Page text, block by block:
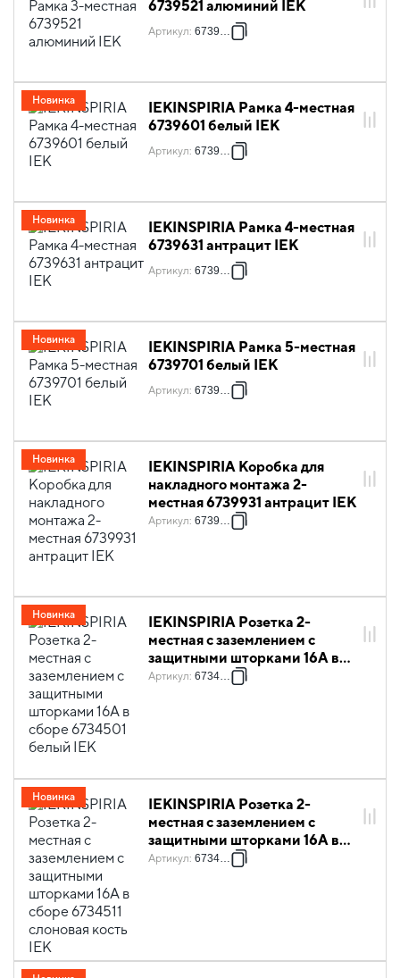
6739521 алюминий IEK
Артикул: 6739521
IEKINSPIRIA Рамка 4-местная
6739601 белый IEK
Артикул: 6739601
Новинка
IEKINSPIRIA Рамка 4-местная
6739631 антрацит IEK
Артикул: 6739631
Новинка
IEKINSPIRIA Рамка 5-местная
6739701 белый IEK
Артикул: 6739701
Новинка
IEKINSPIRIA Коробка для
накладного монтажа 2-
местная 6739931 антрацит IEK
Артикул: 6739931
Новинка
IEKINSPIRIA Розетка 2-
местная с заземлением с
защитными шторками 16А в
сборе 6734501 белый IEK
Артикул: 6734501
Новинка
IEKINSPIRIA Розетка 2-
местная с заземлением с
защитными шторками 16А в
сборе 6734511 слоновая кость
Артикул: 6734511
Новинка